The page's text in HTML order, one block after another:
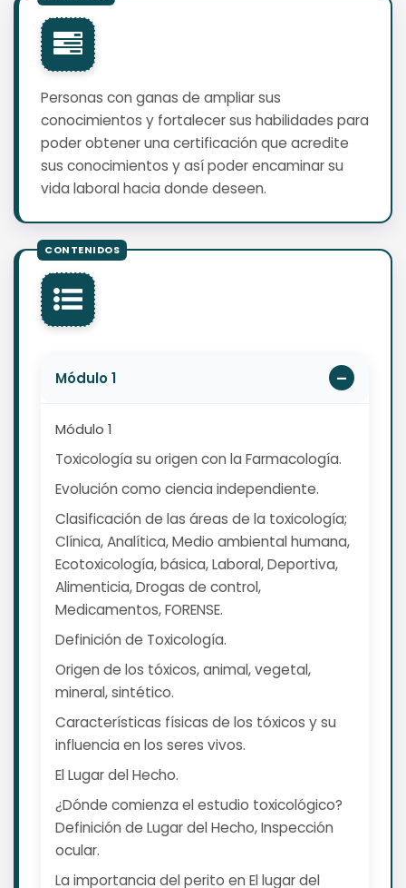
Personas con ganas de ampliar sus
conocimientos y fortalecer sus habilidades para
poder obtener una certificación que acredite
sus conocimientos y así poder encaminar su
vida laboral hacia donde deseen.
Módulo 1
Módulo 1
Toxicología su origen con la Farmacología.
Evolución como ciencia independiente.
Clasificación de las áreas de la toxicología;
Clínica, Analítica, Medio ambiental humana,
Ecotoxicología, básica, Laboral, Deportiva,
Alimenticia, Drogas de control,
Medicamentos, FORENSE.
Definición de Toxicología.
Origen de los tóxicos, animal, vegetal,
mineral, sintético.
Características físicas de los tóxicos y su
influencia en los seres vivos.
El Lugar del Hecho.
¿Dónde comienza el estudio toxicológico?
Definición de Lugar del Hecho, Inspección
ocular.
La importancia del perito en El lugar del